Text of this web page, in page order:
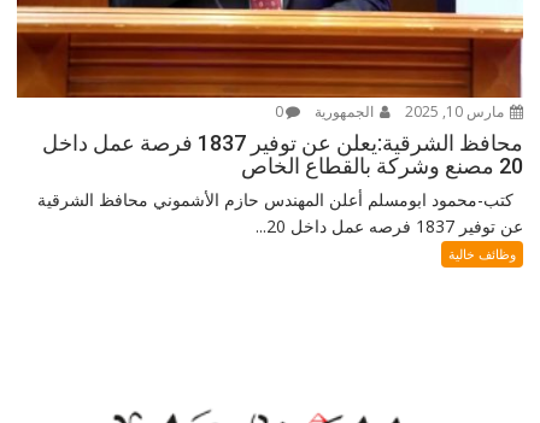
مارس 10, 2025 الجمهورية 0
محافظ الشرقية:يعلن عن توفير 1837 فرصة عمل داخل
20 مصنع وشركة بالقطاع الخاص
كتب-محمود ابومسلم أعلن المهندس حازم الأشموني محافظ الشرقية
عن توفير 1837 فرصه عمل داخل 20...
وظائف خالية